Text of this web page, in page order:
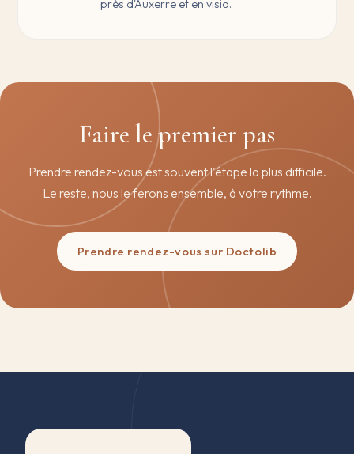
près d'Auxerre et en visio.
Faire le premier pas
Prendre rendez-vous est souvent l'étape la plus difficile.
Le reste, nous le ferons ensemble, à votre rythme.
Prendre rendez-vous sur Doctolib